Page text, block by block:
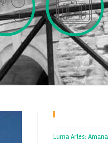
Luma Arles: